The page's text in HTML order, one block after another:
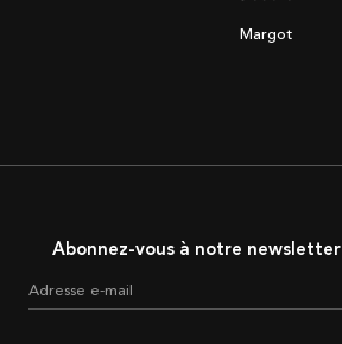
Margot
Abonnez-vous à notre newsletter
Adresse e-mail